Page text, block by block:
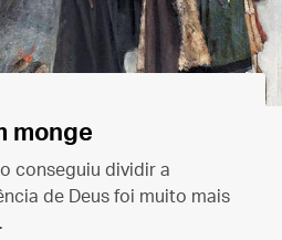
monge
conseguiu dividir a
de Deus foi muito mais